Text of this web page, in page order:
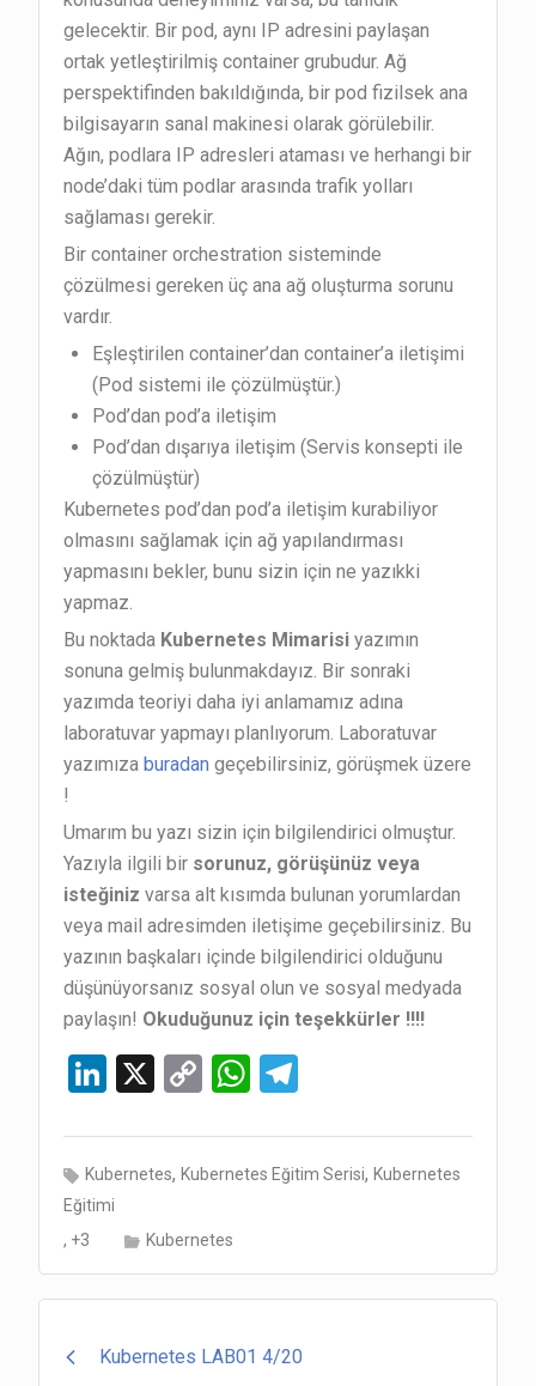
gelecektir. Bir pod, aynı IP adresini paylaşan
ortak yetleştirilmiş container grubudur. Ağ
perspektifinden bakıldığında, bir pod fizilsek ana
bilgisayarın sanal makinesi olarak görülebilir.
Ağın, podlara IP adresleri ataması ve herhangi bir
node’daki tüm podlar arasında trafik yolları
sağlaması gerekir.
Bir container orchestration sisteminde
çözülmesi gereken üç ana ağ oluşturma sorunu
vardır.
Eşleştirilen container’dan container’a iletişimi
(Pod sistemi ile çözülmüştür.)
Pod’dan pod’a iletişim
Pod’dan dışarıya iletişim (Servis konsepti ile
çözülmüştür)
Kubernetes pod’dan pod’a iletişim kurabiliyor
olmasını sağlamak için ağ yapılandırması
yapmasını bekler, bunu sizin için ne yazıkki
yapmaz.
Bu noktada Kubernetes Mimarisi yazımın
sonuna gelmiş bulunmakdayız. Bir sonraki
yazımda teoriyi daha iyi anlamamız adına
laboratuvar yapmayı planlıyorum. Laboratuvar
yazımıza buradan geçebilirsiniz, görüşmek üzere
!
Umarım bu yazı sizin için bilgilendirici olmuştur.
Yazıyla ilgili bir sorunuz, görüşünüz veya
isteğiniz varsa alt kısımda bulunan yorumlardan
veya mail adresimden iletişime geçebilirsiniz. Bu
yazının başkaları içinde bilgilendirici olduğunu
düşünüyorsanız sosyal olun ve sosyal medyada
paylaşın! Okuduğunuz için teşekkürler !!!!
Li
ke
dI
n
X
C
py
Li
n
k
W
at
s
p
p
e
gr
m
Kubernetes,Kubernetes Eğitim Serisi,Kubernetes
Eğitimi
, +3
Kubernetes
Post
Kubernetes LAB01 4/20